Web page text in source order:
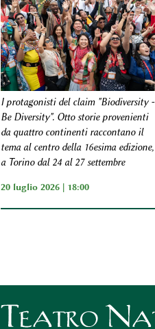
I protagonisti del claim "Biodiversity -
Be Diversity". Otto storie provenienti
da quattro continenti raccontano il
tema al centro della 16esima edizione,
a Torino dal 24 al 27 settembre
20 luglio 2026 | 18:00